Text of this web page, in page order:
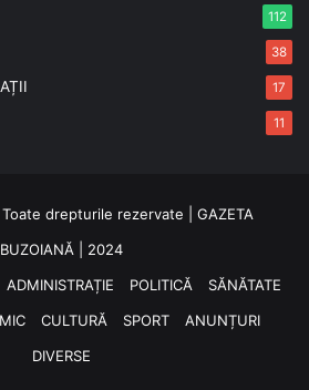
112
38
17
11
drepturile rezervate | GAZETA
BUZOIANĂ | 2024
ADMINISTRAȚIE POLITICĂ
SĂNĂTATE
CULTURĂ SPORT
ANUNȚURI
DIVERSE